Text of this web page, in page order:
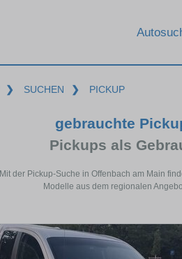
❯ SUCHEN ❯ PICKUP
gebrauchte
Pickups als
Mit der Pickup-Suche in Offenbach am Main
Modelle aus dem regionalen